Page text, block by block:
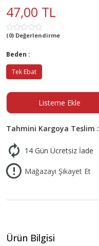
47,00 TL
(0) Değerlendirme
Beden :
Tek Ebat
Listeme Ekle
Tahmini Kargoya Teslim :
14 Gün Ücretsiz İade
Mağazayı Şikayet Et
Ürün Bilgisi